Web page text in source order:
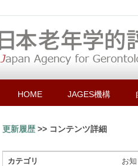
HOME JAGES機構
更新履歴 >> コンテンツ詳細
カテゴリ お